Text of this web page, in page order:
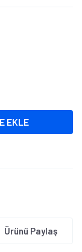
EKLE
Ürünü Paylaş